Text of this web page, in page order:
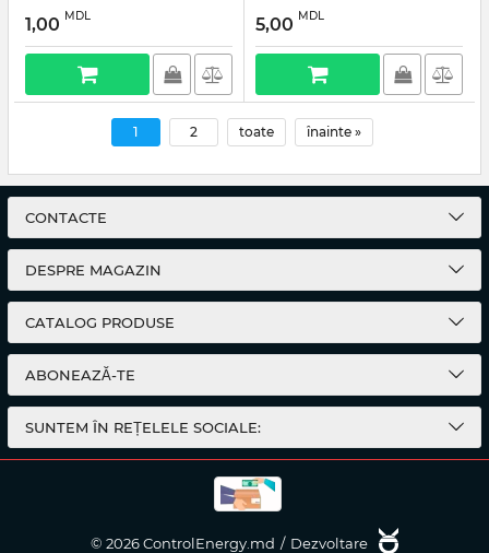
1,00 MDL SP/PIU-M10-6923
5,00 MDL
1 2 toate înainte »
CONTACTE
DESPRE MAGAZIN
CATALOG PRODUSE
ABONEAZĂ-TE
SUNTEM ÎN REȚELELE SOCIALE:
© 2026 ControlEnergy.md / Dezvoltare